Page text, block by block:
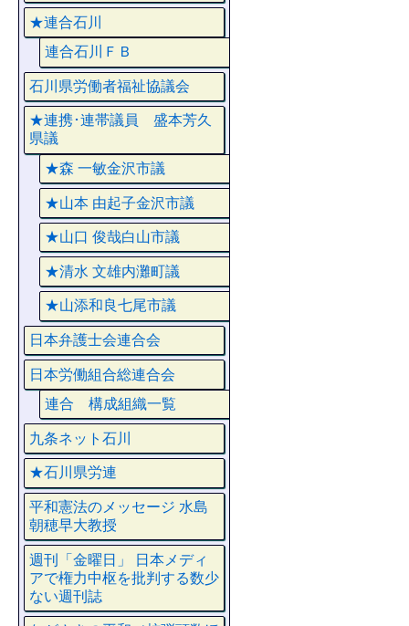
★連合石川
連合石川ＦＢ
石川県労働者福祉協議会
★連携･連帯議員 盛本芳久
県議
★森 一敏金沢市議
★山本 由起子金沢市議
★山口 俊哉白山市議
★清水 文雄内灘町議
★山添和良七尾市議
日本弁護士会連合会
日本労働組合総連合会
連合 構成組織一覧
九条ネット石川
★石川県労連
平和憲法のメッセージ 水島
朝穂早大教授
週刊「金曜日」 日本メディ
アで権力中枢を批判する数少
ない週刊誌